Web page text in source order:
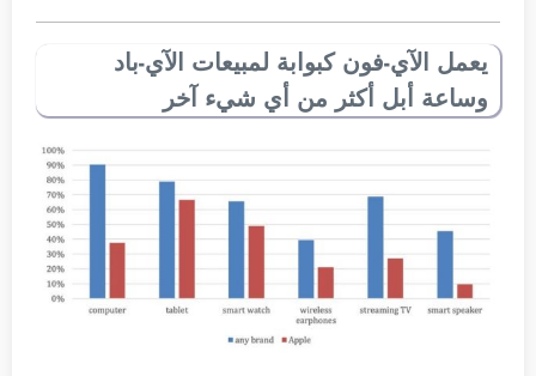
يعمل الآي-فون كبوابة لمبيعات الآي-باد
وساعة أبل أكثر من أي شيء آخر